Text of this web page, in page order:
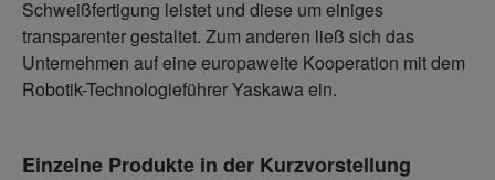
Schweißfertigung leistet und diese um einiges
transparenter gestaltet. Zum anderen ließ sich das
Unternehmen auf eine europaweite Kooperation mit dem
Robotik-Technologieführer Yaskawa ein.
Einzelne Produkte in der Kurzvorstellung